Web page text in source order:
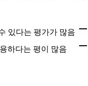
있다는 평가가 많음
하다는 평이 많음